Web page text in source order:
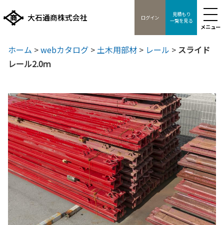
メニュー
ログイン
見積もり
一覧を見る
ホーム >webカタログ >土木用部材 > レール > スライド
レール2.0ｍ